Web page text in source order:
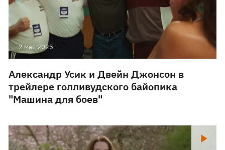
2 мая 2025
Александр Усик и Двейн Джонсон в
трейлере голливудского байопика
"Машина для боев"